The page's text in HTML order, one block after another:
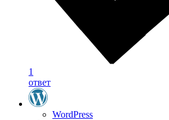
1
ответ
WordPress